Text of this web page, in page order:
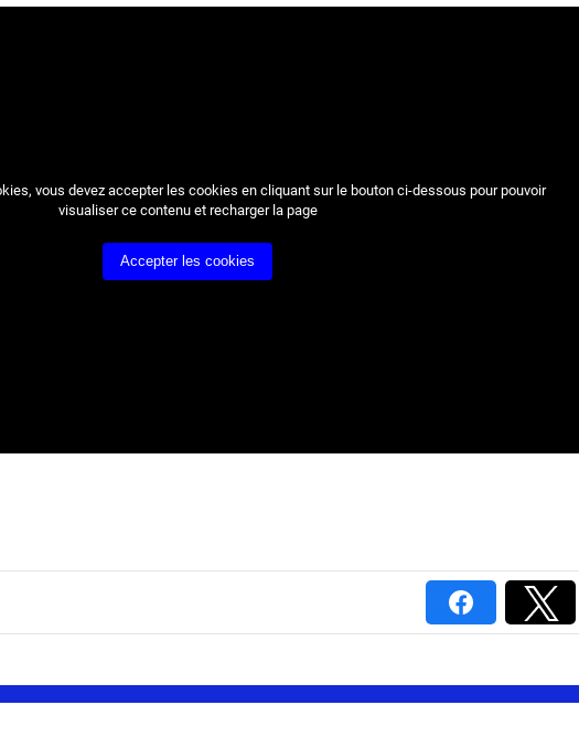
vous devez accepter les cookies en cliquant sur le bouton ci-dessous pour pouvoir
visualiser ce contenu et recharger la page
Accepter les cookies